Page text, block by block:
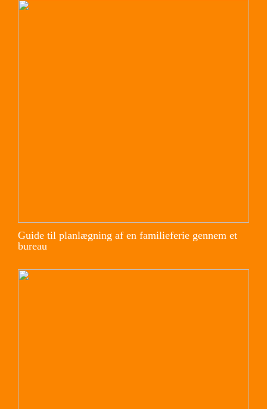
Guide til planlægning af en familieferie gennem et
bureau